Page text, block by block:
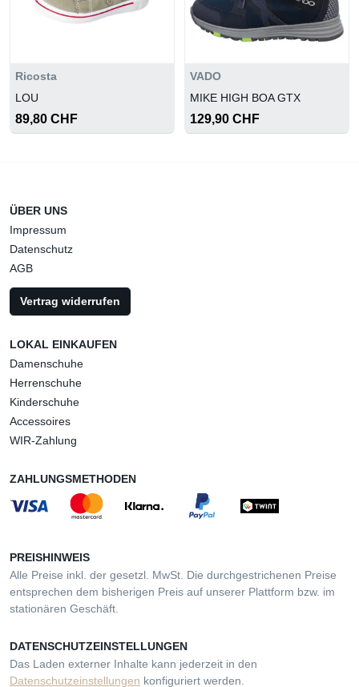
Ricosta
LOU
89,80 CHF
VADO
MIKE HIGH BOA GTX
129,90 CHF
ÜBER UNS
Impressum
Datenschutz
AGB
Vertrag widerrufen
LOKAL EINKAUFEN
Damenschuhe
Herrenschuhe
Kinderschuhe
Accessoires
WIR-Zahlung
ZAHLUNGSMETHODEN
PREISHINWEIS
Alle Preise inkl. der gesetzl. MwSt. Die durchgestrichenen Preise
entsprechen dem bisherigen Preis auf unserer Plattform bzw. im
stationären Geschäft.
DATENSCHUTZEINSTELLUNGEN
Das Laden externer Inhalte kann jederzeit in den
Datenschutzeinstellungen konfiguriert werden.